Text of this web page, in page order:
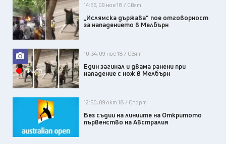
14:56, 09 ное 18 / Свят
„Ислямска държава” пое отговорност
за нападението в Мелбърн
ВИДЕО
10:34, 09 ное 18 / Свят
Един загинал и двама ранени при
нападение с нож в Мелбърн
12:50, 09 окт 18 / Спорт
Без съдии на линиите на Откритото
първенство на Австралия